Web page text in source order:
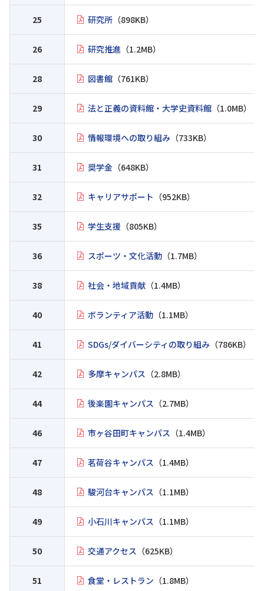
25 研究所 （898KB）
26 研究推進 （1.2MB）
28 図書館 （761KB）
29 法と正義の資料館・大学史資料館 （1.0MB）
30 情報環境への取り組み （733KB）
31 奨学金 （648KB）
32 キャリアサポート （952KB）
35 学生支援 （805KB）
36 スポーツ・文化活動 （1.7MB）
38 社会・地域貢献 （1.4MB）
40 ボランティア活動 （1.1MB）
41 SDGs/ダイバーシティの取り組み （786KB）
42 多摩キャンパス （2.8MB）
44 後楽園キャンパス （2.7MB）
46 市ヶ谷田町キャンパス （1.4MB）
47 茗荷谷キャンパス （1.4MB）
48 駿河台キャンパス （1.1MB）
49 小石川キャンパス （1.1MB）
50 交通アクセス （625KB）
51 食堂・レストラン （1.8MB）